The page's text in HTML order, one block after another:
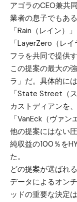
アゴラのCEO兼共
業者の息子でもあ
「Rain（レイン）
「LayerZero（レ
フラを共同で提供
この提案の最大の
ラ」だ。具体的に
「State Street（
カストディアンを
「VanEck（ヴァ
他の提案にはない
純収益の100％を
た。
どの提案が選ばれ
データによるオン
ッドの重要な決定